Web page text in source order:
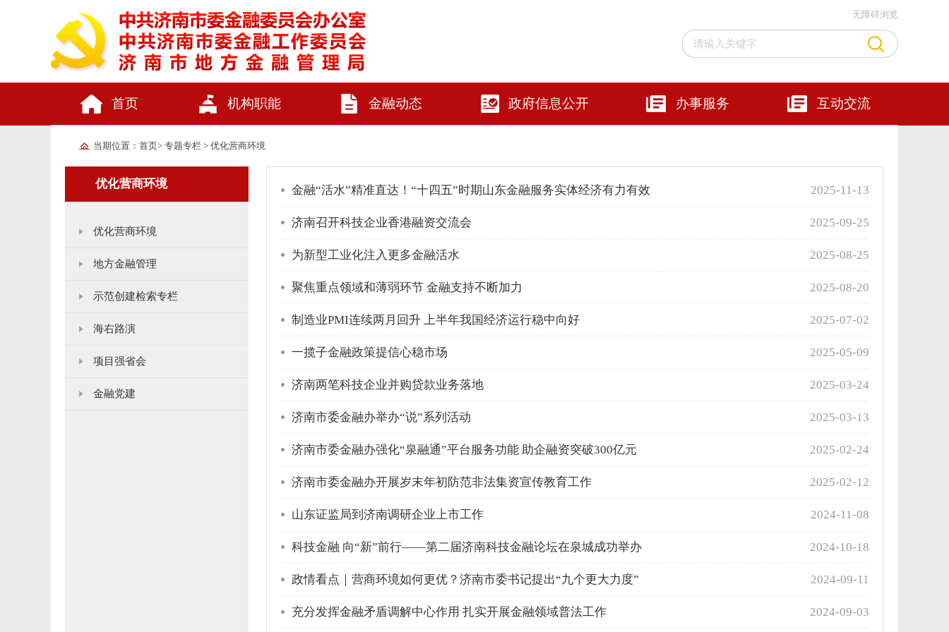
无障碍浏览
首页 机构职能 金融动态 政府信息公开 办事服务 互动交流
当期位置： 首页> 专题专栏 > 优化营商环境
优化营商环境
优化营商环境
地方金融管理
示范创建检索专栏
海右路演
项目强省会
金融党建
金融“活水”精准直达！“十四五”时期山东金融服务实体经济有力有效 2025-11-13
济南召开科技企业香港融资交流会 2025-09-25
为新型工业化注入更多金融活水 2025-08-25
聚焦重点领域和薄弱环节 金融支持不断加力 2025-08-20
制造业PMI连续两月回升 上半年我国经济运行稳中向好 2025-07-02
一揽子金融政策提信心稳市场 2025-05-09
济南两笔科技企业并购贷款业务落地 2025-03-24
济南市委金融办举办“说”系列活动 2025-03-13
济南市委金融办强化“泉融通”平台服务功能 助企融资突破300亿元 2025-02-24
济南市委金融办开展岁末年初防范非法集资宣传教育工作 2025-02-12
山东证监局到济南调研企业上市工作 2024-11-08
科技金融 向“新”前行——第二届济南科技金融论坛在泉城成功举办 2024-10-18
政情看点｜营商环境如何更优？济南市委书记提出“九个更大力度” 2024-09-11
充分发挥金融矛盾调解中心作用 扎实开展金融领域普法工作 2024-09-03